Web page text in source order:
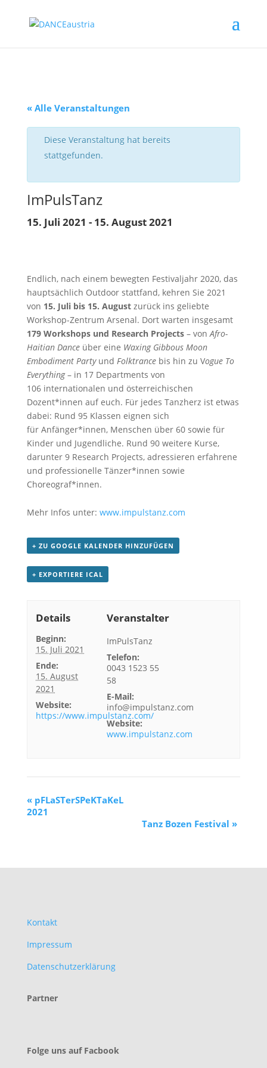
« Alle Veranstaltungen
Diese Veranstaltung hat bereits
stattgefunden.
ImPulsTanz
15. Juli 2021 - 15. August 2021
Endlich, nach einem bewegten Festivaljahr 2020, das
hauptsächlich Outdoor stattfand, kehren Sie 2021
von 15. Juli bis 15. August zurück ins geliebte
Workshop-Zentrum Arsenal. Dort warten insgesamt
179 Workshops und Research Projects – von Afro-
Haitian Danceüber eine Waxing Gibbous Moon
Embodiment Partyund Folktrancebis hin zu Vogue To
Everything– in 17 Departments von
106 internationalen und österreichischen
Dozent*innen auf euch. Für jedes Tanzherz ist etwas
dabei: Rund 95 Klassen eignen sich
für Anfänger*innen, Menschen über 60 sowie für
Kinder und Jugendliche. Rund 90 weitere Kurse,
darunter 9 Research Projects, adressieren erfahrene
und professionelle Tänzer*innen sowie
Choreograf*innen.
Mehr Infos unter: www.impulstanz.com
+ ZU GOOGLE KALENDER HINZUFÜGEN
+ EXPORTIERE ICAL
Details
Beginn:
15. Juli 2021
Ende:
15. August
2021
Website:
https://www.impulstanz.com/
Veranstalter
ImPulsTanz
Telefon:
0043 1523 55
58
E-Mail:
info@impulstanz.com
Website:
www.impulstanz.com
«pFLaSTerSPeKTaKeL
2021
Tanz Bozen Festival »
Kontakt
Impressum
Datenschutzerklärung
Partner
Folge uns auf Facbook